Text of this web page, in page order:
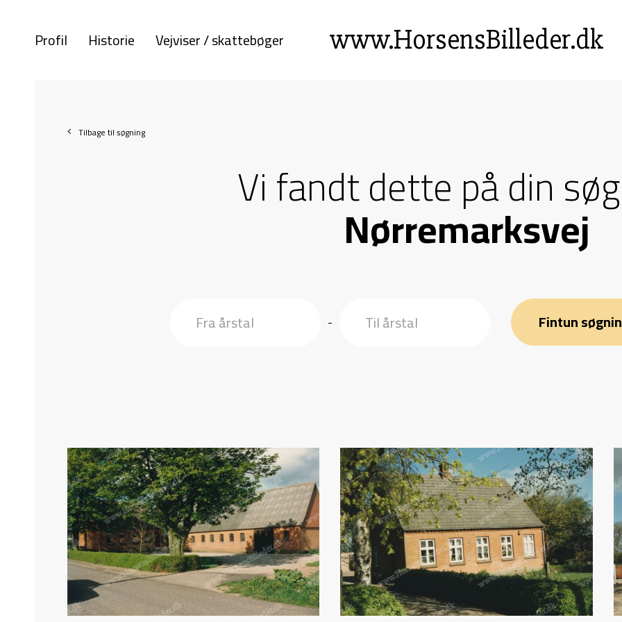
Profil Historie Vejviser / skattebøger www.HorsensBilleder.dk
Tilbage til søgning
Vi fandt dette på din
Nørremarksvej
- Fintun